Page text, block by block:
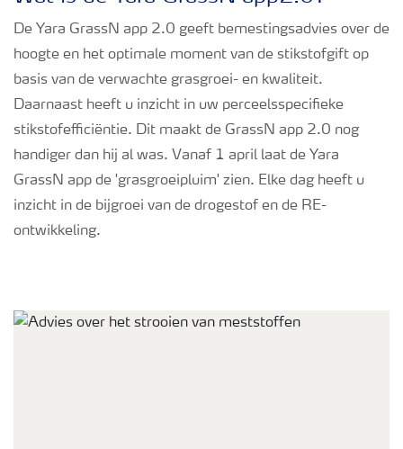
De Yara GrassN app 2.0 geeft bemestingsadvies over de
hoogte en het optimale moment van de stikstofgift op
basis van de verwachte grasgroei- en kwaliteit.
Daarnaast heeft u inzicht in uw perceelsspecifieke
stikstofefficiëntie. Dit maakt de GrassN app 2.0 nog
handiger dan hij al was. Vanaf 1 april laat de Yara
GrassN app de 'grasgroeipluim' zien. Elke dag heeft u
inzicht in de bijgroei van de drogestof en de RE-
ontwikkeling.